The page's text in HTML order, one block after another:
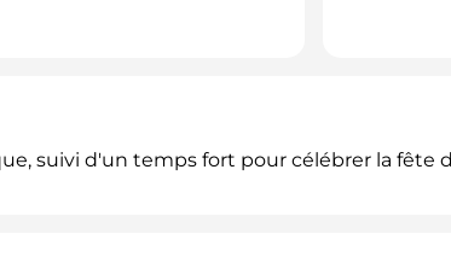
suivi d'un temps fort pour célébrer la fête